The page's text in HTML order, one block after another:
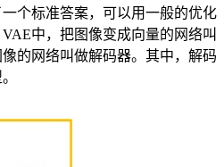
个标准答案，可以用一般的优化
中，把图像变成向量的网络叫
的网络叫做解码器。其中，解码